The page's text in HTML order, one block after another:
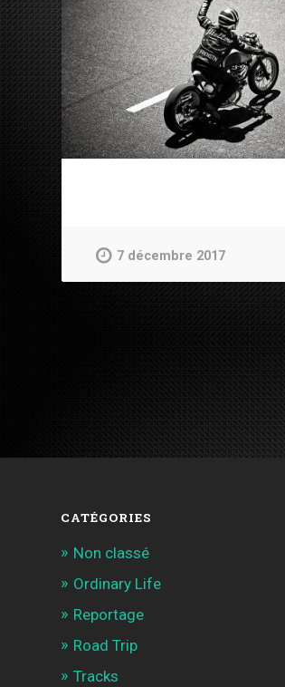
7 décembre 2017
CATÉGORIES
Non classé
Ordinary Life
Reportage
Road Trip
Tracks